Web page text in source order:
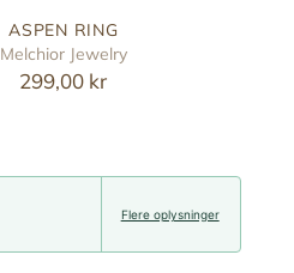
ASPEN RING
Melchior Jewelry
299,00 kr
Flere oplysninger